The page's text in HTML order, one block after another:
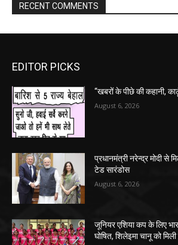
RECENT COMMENTS
EDITOR PICKS
“खबरों के पीछे की कहानी,
August 6, 2026
प्रधानमंत्री नरेन्द्र मोदी
टेड सारंडोस
August 6, 2026
जूनियर एशिया कप के लिए
घोषित, शिलेइमा चानू को मिली